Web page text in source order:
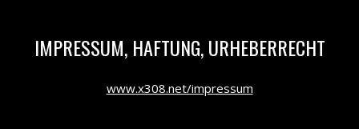
IMPRESSUM, HAFTUNG, URHEBERRECHT
www.x308.net/impressum